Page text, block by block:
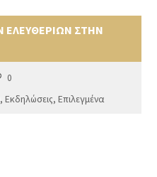
ΕΛΕΥΘΕΡΙΩΝ ΣΤΗΝ
0
,Εκδηλώσεις,Επιλεγμένα